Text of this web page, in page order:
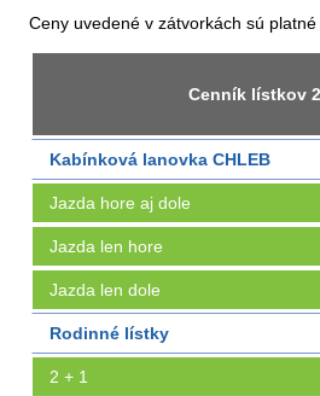
Ceny uvedené v zátvorkách sú
Cenník lístkov
Kabínková lanovka CHLEB
Jazda hore aj dole
Jazda len hore
Jazda len dole
Rodinné lístky
2 + 1